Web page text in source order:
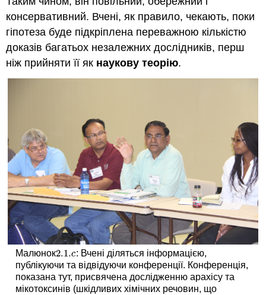
консервативний. Вчені, як правило, чекають, поки
гіпотеза буде підкріплена переважною кількістю
доказів багатьох незалежних дослідників, перш
ніж прийняти її як наукову теорію.
Малюнок2.1.c
2.1.c: Вчені діляться інформацією,
публікуючи та відвідуючи конференції. Конференція,
показана тут, присвячена дослідженню арахісу та
мікотоксинів (шкідливих хімічних речовин, що